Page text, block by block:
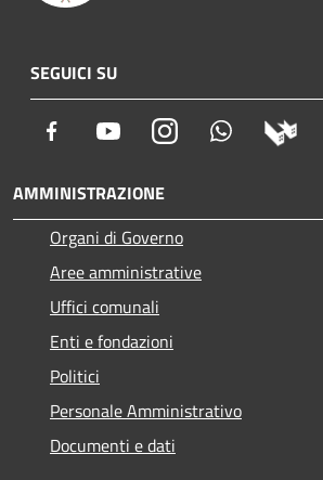
SEGUICI SU
Facebook YoutubeInstagram Whatsapp
AMMINISTRAZIONE
Organi di Governo
Aree amministrative
Uffici comunali
Enti e fondazioni
Politici
Personale Amministrativo
Documenti e dati